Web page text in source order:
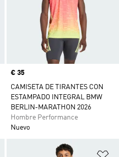
Precio
€ 35
CAMISETA DE TIRANTES CON
ESTAMPADO INTEGRAL BMW
BERLIN-MARATHON 2026
Hombre Performance
Nuevo
Añadir a la lista de deseos